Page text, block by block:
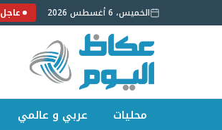
الخميس، 6 أغسطس 2026 عاجل
محليات عربي و عالمي